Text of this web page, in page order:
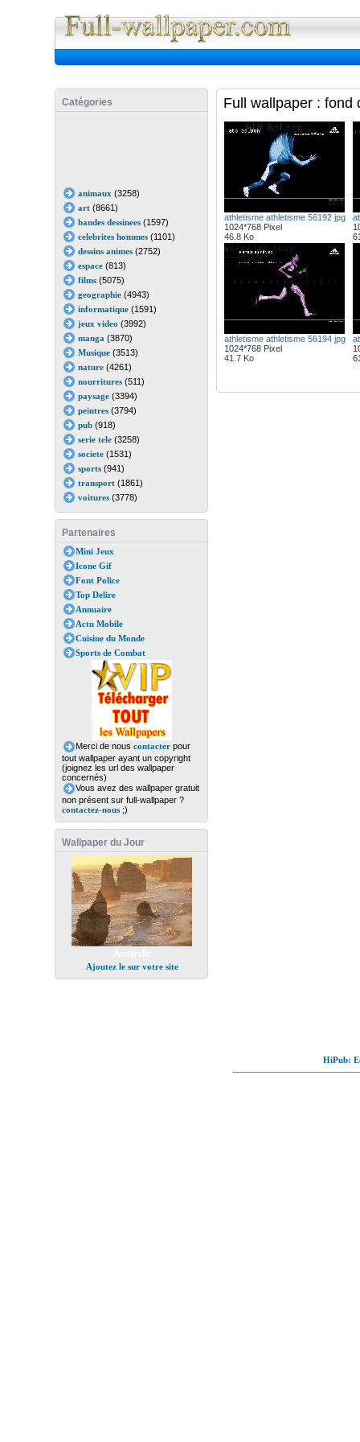
Catégories
animaux (3258)
art(8661)
bandes dessinees(1597)
celebrites hommes(1101)
dessins animes(2752)
espace(813)
films(5075)
geographie(4943)
informatique(1591)
jeux video (3992)
manga (3870)
Musique(3513)
nature(4261)
nourritures(511)
paysage(3394)
peintres(3794)
pub(918)
serie tele(3258)
societe(1531)
sports(941)
transport(1861)
voitures(3778)
Partenaires
Mini Jeux
Icone Gif
Font Police
Top Delire
Annuaire
Actu Mobile
Cuisine du Monde
Sports de Combat
Merci de nous contacterpour
tout wallpaper ayant un copyright
(joignez les url des wallpaper
concernés)
Vous avez des wallpaper gratuit
non présent sur full-wallpaper ?
contactez-nous;)
Wallpaper du Jour
Ajoutez le sur votre site
Full wallpaper : fond
athletisme athletisme 56192 jpg
1024*768 Pixel
46.8 Ko
athletisme athletisme 56194 jpg
1024*768 Pixel
41.7 Ko
HiPub: